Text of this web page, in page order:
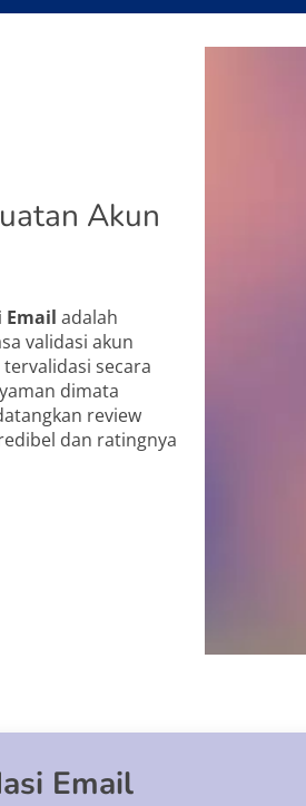
Akun
Email adalah
validasi akun
secara
dimata
review
dan ratingnya
Email